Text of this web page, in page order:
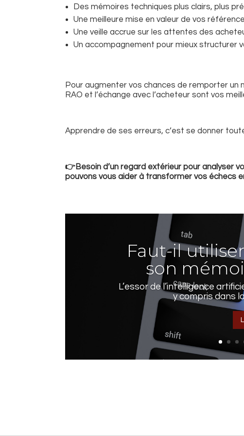
Des mémoires techniques plus clairs, plus
Une meilleure mise en valeur de vos
Une veille accrue sur les attentes des
Un accompagnement pour mieux structurer
Pour augmenter vos chances de remporter un
RAO et l’échange avec l’acheteur sont vos
Apprendre de ses erreurs, c’est se donner
👉Besoin d’un regard extérieur pour analyser
pouvons vous aider à transformer vos échecs
Faut-il
son
L’essor de l’intelligence
y compris dans